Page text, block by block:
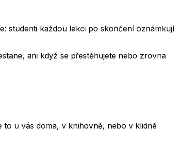
studenti každou lekci po skončení oznámkují
ani když se přestěhujete nebo zrovna
u vás doma, v knihovně, nebo v klidné